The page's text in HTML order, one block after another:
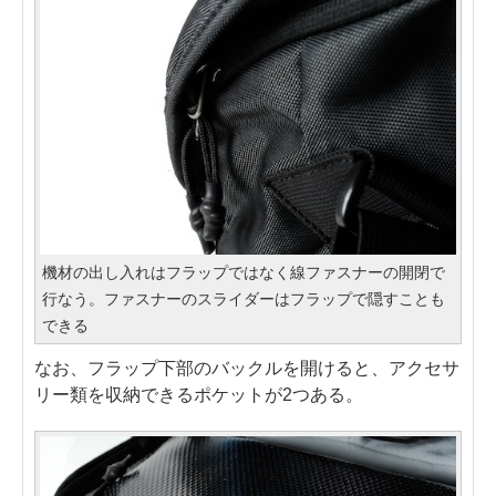
機材の出し入れはフラップではなく線ファスナーの開閉で
行なう。ファスナーのスライダーはフラップで隠すことも
できる
なお、フラップ下部のバックルを開けると、アクセサ
リー類を収納できるポケットが2つある。